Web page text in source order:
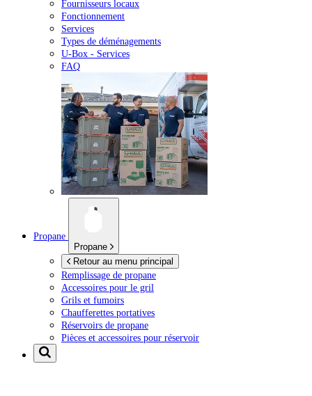
Fournisseurs locaux
Fonctionnement
Services
Types de déménagements
U-Box - Services
FAQ
Propane
Propane
Retour au menu principal
Remplissage de propane
Accessoires pour le gril
Grils et fumoirs
Chaufferettes portatives
Réservoirs de propane
Pièces et accessoires pour réservoir